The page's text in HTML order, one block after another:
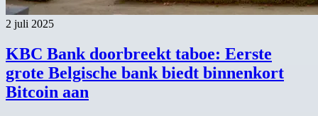
2 juli 2025
KBC Bank doorbreekt taboe: Eerste
grote Belgische bank biedt binnenkort
Bitcoin aan